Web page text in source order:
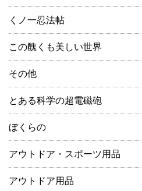
くノ一忍法帖
この醜くも美しい世界
その他
とある科学の超電磁砲
ぼくらの
アウトドア・スポーツ用品
アウトドア用品